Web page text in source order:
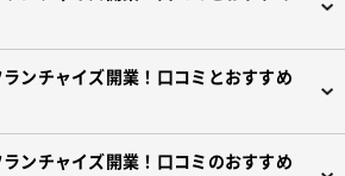
ンチャイズ開業！口コミとおすすめ
ンチャイズ開業！口コミのおすすめ